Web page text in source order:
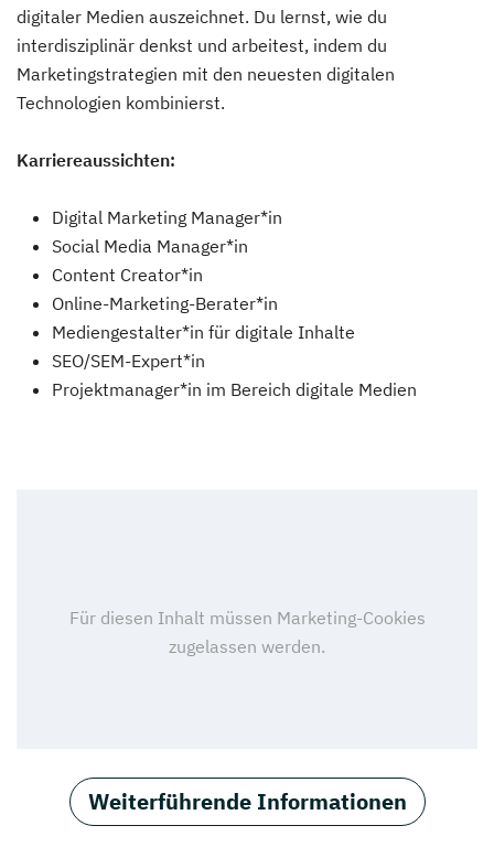
digitaler Medien auszeichnet. Du lernst, wie du
interdisziplinär denkst und arbeitest, indem du
Marketingstrategien mit den neuesten digitalen
Technologien kombinierst.
Karriereaussichten:
Digital Marketing Manager*in
Social Media Manager*in
Content Creator*in
Online-Marketing-Berater*in
Mediengestalter*in für digitale Inhalte
SEO/SEM-Expert*in
Projektmanager*in im Bereich digitale Medien
Weiterführende Informationen